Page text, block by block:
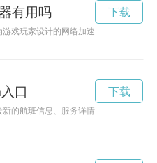
有用吗
游戏玩家设计的网络加速工具，能够帮
下载
口
的航班信息、服务详情以及航站楼布
下载